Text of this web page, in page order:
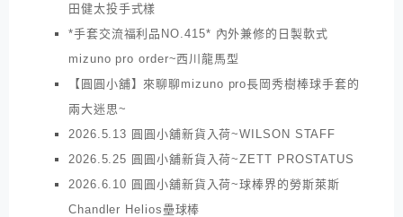
田健太投手式樣
*手套交流福利品NO.415* 內外兼修的日製軟式
mizuno pro order~西川龍馬型
【圓圓小舖】來聊聊mizuno pro長岡秀樹棒球手套的
兩大迷思~
2026.5.13 圓圓小舖新貨入荷~WILSON STAFF
2026.5.25 圓圓小舖新貨入荷~ZETT PROSTATUS
2026.6.10 圓圓小舖新貨入荷~球棒界的勞斯萊斯
Chandler Helios壘球棒